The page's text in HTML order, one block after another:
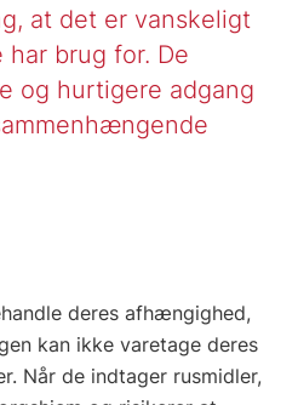
at det er vanskeligt
brug for. De
og hurtigere adgang
deres afhængighed,
kan ikke varetage deres
Når de indtager rusmidler,